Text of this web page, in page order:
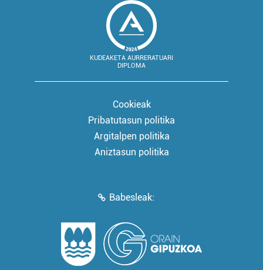
KUDEAKETA AURRERATUARI
DIPLOMA
Cookieak
Pribatutasun politika
Argitalpen politika
Aniztasun politika
Babesleak: